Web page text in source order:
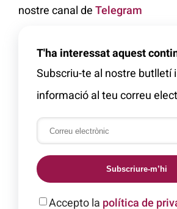
nostre canal de Telegram
T'ha interessat aquest
Subscriu-te al nostre butlletí
informació al teu correu
Subscriure-m’hi
Accepto la política de